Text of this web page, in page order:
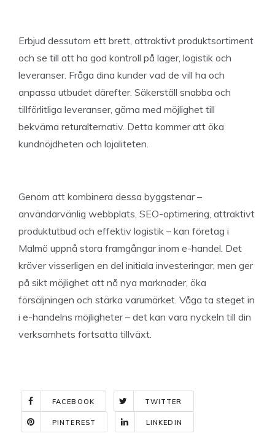
Erbjud dessutom ett brett, attraktivt produktsortiment
och se till att ha god kontroll på lager, logistik och
leveranser. Fråga dina kunder vad de vill ha och
anpassa utbudet därefter. Säkerställ snabba och
tillförlitliga leveranser, gärna med möjlighet till
bekväma returalternativ. Detta kommer att öka
kundnöjdheten och lojaliteten.
Genom att kombinera dessa byggstenar –
användarvänlig webbplats, SEO-optimering, attraktivt
produktutbud och effektiv logistik – kan företag i
Malmö uppnå stora framgångar inom e-handel. Det
kräver visserligen en del initiala investeringar, men ger
på sikt möjlighet att nå nya marknader, öka
försäljningen och stärka varumärket. Våga ta steget in
i e-handelns möjligheter – det kan vara nyckeln till din
verksamhets fortsatta tillväxt.
FACEBOOK TWITTER
PINTEREST LINKEDIN